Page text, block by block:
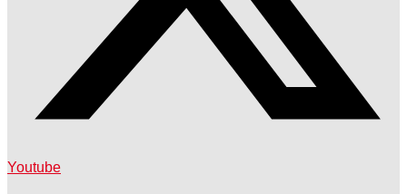
Youtube